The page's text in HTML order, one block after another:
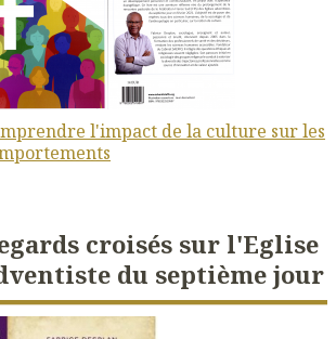
l'impact de la culture sur les
croisés sur l'Eglise
du septième jour